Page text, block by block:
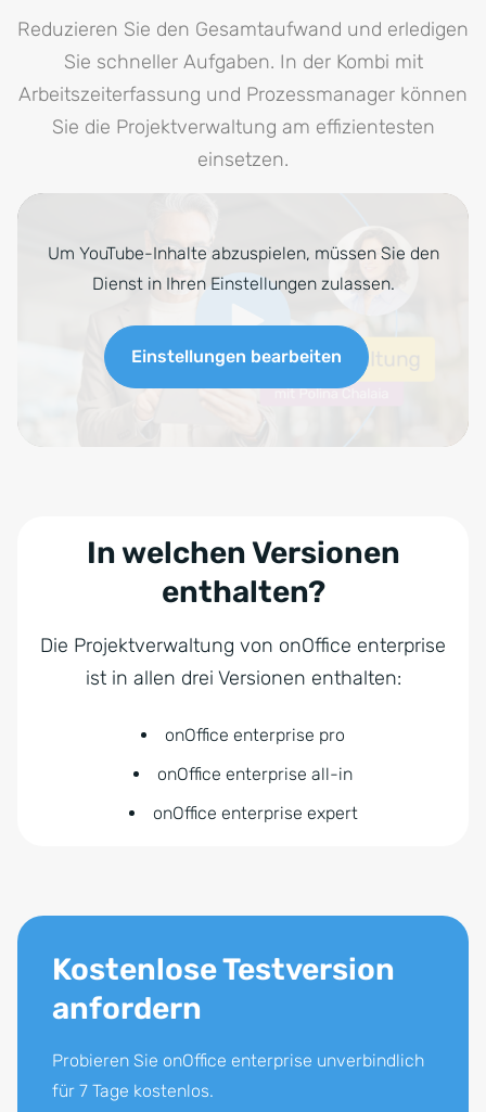
Reduzieren Sie den Gesamtaufwand und erledigen
Sie schneller Aufgaben. In der Kombi mit
Arbeitszeiterfassung und Prozessmanager können
Sie die Projektverwaltung am effizientesten
einsetzen.
Um YouTube-Inhalte abzuspielen, müssen Sie den
Dienst in Ihren Einstellungen zulassen.
Einstellungen bearbeiten
In welchen Versionen
enthalten?
Die Projektverwaltung von onOffice enterprise
ist in allen drei Versionen enthalten:
onOffice enterprise pro
onOffice enterprise all-in
onOffice enterprise expert
Kostenlose Testversion
anfordern
Probieren Sie onOffice enterprise unverbindlich
für 7 Tage kostenlos.